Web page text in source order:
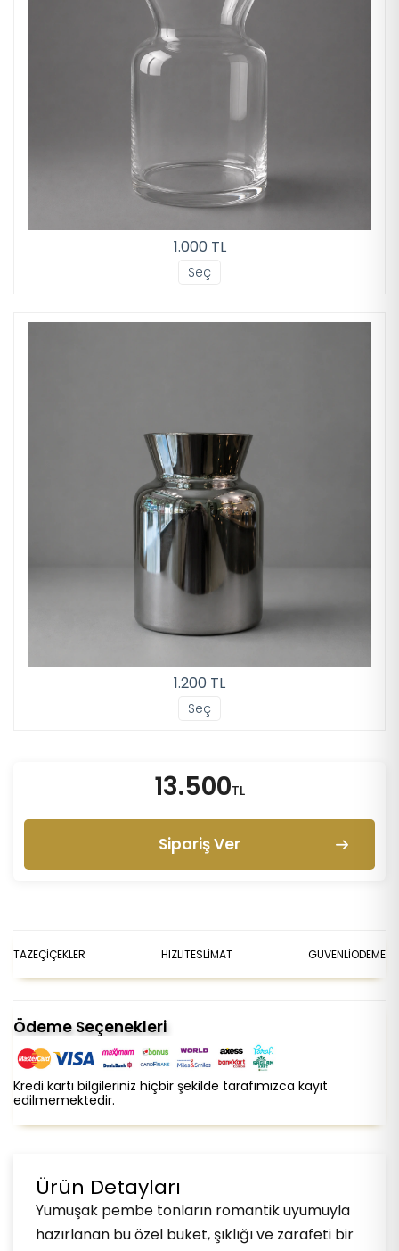
1.000 TL
Seç
1.200 TL
Seç
13.500TL
Sipariş Ver
TAZEÇİÇEKLER HIZLITESLİMAT GÜVENLİÖDEME
Ödeme Seçenekleri
Kredi kartı bilgileriniz hiçbir şekilde tarafımızca kayıt
edilmemektedir.
Ürün Detayları
Yumuşak pembe tonların romantik uyumuyla
hazırlanan bu özel buket, şıklığı ve zarafeti bir